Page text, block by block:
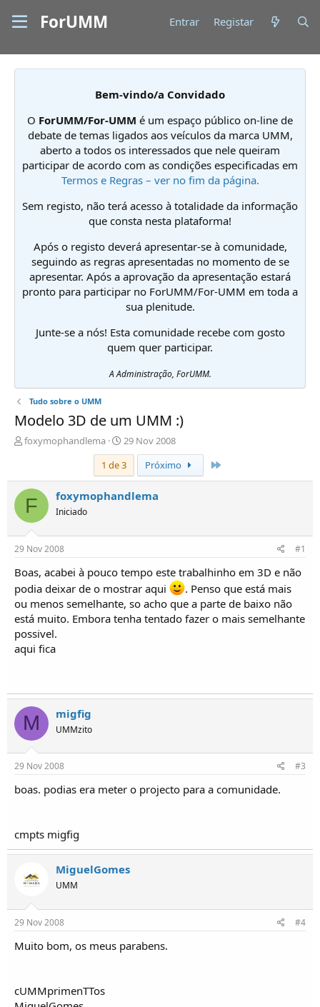
ForUMM Entrar Registar
Bem-vindo/a Convidado
O ForUMM/For-UMM é um espaço público on-line de
debate de temas ligados aos veículos da marca UMM,
aberto a todos os interessados que nele queiram
participar de acordo com as condições especificadas em
Termos e Regras – ver no fim da página.
Sem registo, não terá acesso à totalidade da informação
que consta nesta plataforma!
Após o registo deverá apresentar-se à comunidade,
seguindo as regras apresentadas no momento de se
apresentar. Após a aprovação da apresentação estará
pronto para participar no ForUMM/For-UMM em toda a
sua plenitude.
Junte-se a nós! Esta comunidade recebe com gosto
quem quer participar.
A Administração, ForUMM.
Tudo sobre o UMM
Modelo 3D de um UMM :)
I
c
i
d
d
e
ó
p
i
c
o
s
foxymophandlema
D
a
t
a
d
e
i
29 Nov 2008
1 de 3
Próximo
F foxymophandlema
Iniciado
29 Nov 2008 #1
Boas, acabei à pouco tempo este trabalhinho em 3D e não
podia deixar de o mostrar aqui
. Penso que está mais
ou menos semelhante, so acho que a parte de baixo não
está muito. Embora tenha tentado fazer o mais semelhante
possivel.
aqui fica
M migfig
UMMzito
29 Nov 2008 #3
boas. podias era meter o projecto para a comunidade.
cmpts migfig
MiguelGomes
UMM
29 Nov 2008 #4
Muito bom, os meus parabens.
cUMMprimenTTos